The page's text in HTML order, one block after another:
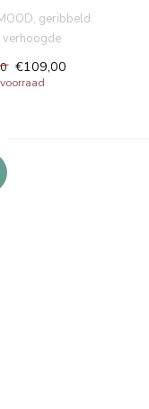
geribbeld
verhoogde
...
€109,00